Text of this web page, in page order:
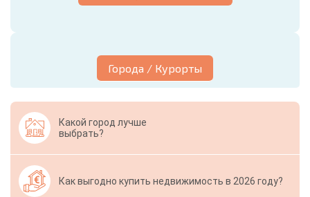
Города / Курорты
Какой город лучше
выбрать?
Как выгодно купить недвижимость в 2026 году?